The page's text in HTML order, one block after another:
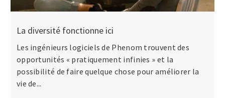
La diversité fonctionne ici
Les ingénieurs logiciels de Phenom trouvent des
opportunités « pratiquement infinies » et la
possibilité de faire quelque chose pour améliorer la
vie de...